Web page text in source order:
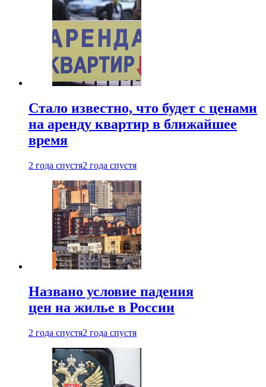
Стало известно, что будет с ценами
на аренду квартир в ближайшее
время
2 года спустя2 года спустя
Названо условие падения
цен на жилье в России
2 года спустя2 года спустя